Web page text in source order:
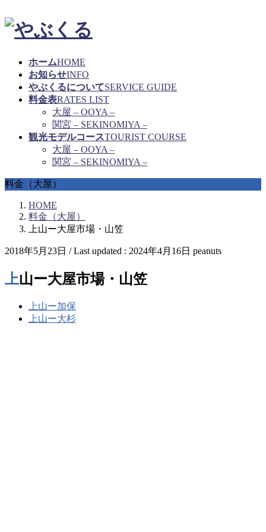
ホームHOME
お知らせINFO
やぶくるについてSERVICE GUIDE
料金表RATES LIST
大屋 – OOYA –
関宮 – SEKINOMIYA –
観光モデルコースTOURIST COURSE
大屋 – OOYA –
関宮 – SEKINOMIYA –
料金（大屋）
HOME
料金（大屋）
上山ー大屋市場・山笠
2018年5月23日 / Last updated : 2024年4月16日 peanuts
上山ー大屋市場・山笠
上山ー加保
上山ー大杉